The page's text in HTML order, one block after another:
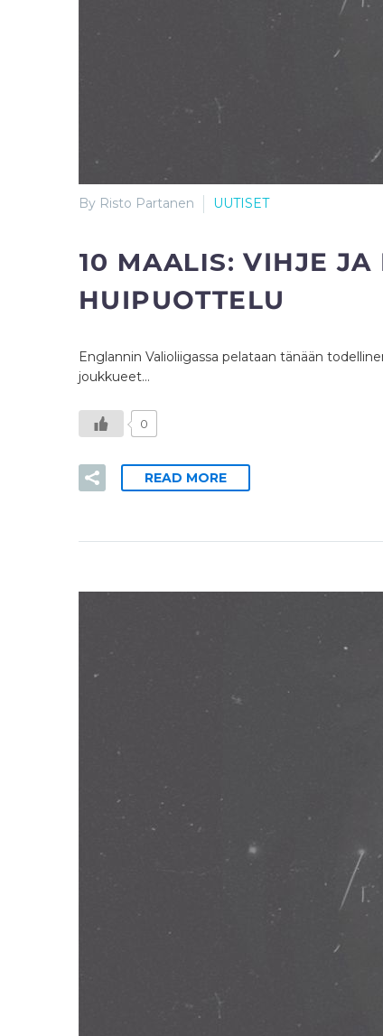
By Risto Partanen UUTISET
10 MAALIS:VIHJE JA
HUIPUOTTELU
Englannin Valioliigassa pelataan tänään
joukkueet…
0
READ MORE